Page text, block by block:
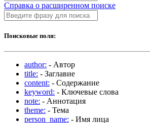
Справка о расширенном поиске
Поисковые поля:
author: - Автор
title: - Заглавие
content: - Содержание
keyword: - Ключевые слова
note: - Аннотация
theme: - Тема
person_name: - Имя лица